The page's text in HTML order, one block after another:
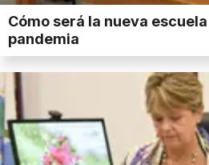
Cómo será la nueva
pandemia